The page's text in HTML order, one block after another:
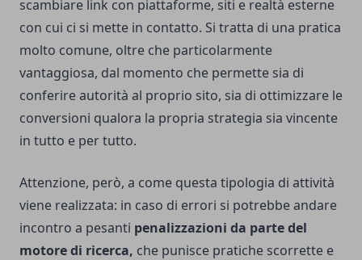
scambiare link con piattaforme, siti e realtà esterne
con cui ci si mette in contatto. Si tratta di una pratica
molto comune, oltre che particolarmente
vantaggiosa, dal momento che permette sia di
conferire autorità al proprio sito, sia di ottimizzare le
conversioni qualora la propria strategia sia vincente
in tutto e per tutto.
Attenzione, però, a come questa tipologia di attività
viene realizzata: in caso di errori si potrebbe andare
incontro a pesanti penalizzazioni da parte del
motore di ricerca, che punisce pratiche scorrette e